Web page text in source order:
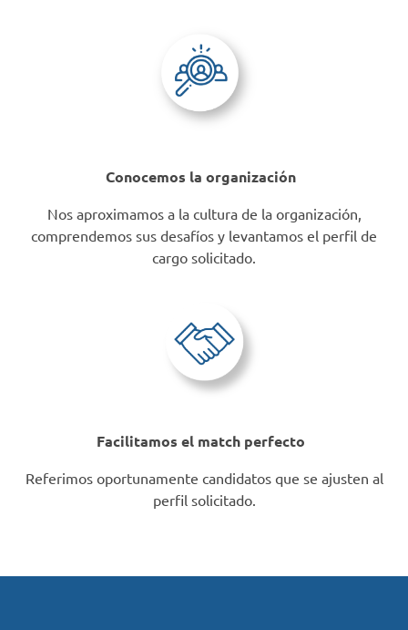
Conocemos la organización
Nos aproximamos a la cultura de la organización,
comprendemos sus desafíos y levantamos el perfil de
cargo solicitado.
Facilitamos el match perfecto
Referimos oportunamente candidatos que se ajusten al
perfil solicitado.